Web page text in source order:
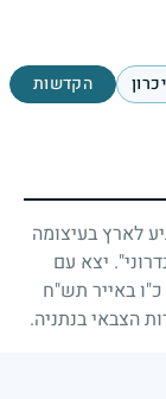
הקדשות
לארץ בעיצומה
יצא עם
כ"ו באייר תש"ח
הצבאי בנתניה.